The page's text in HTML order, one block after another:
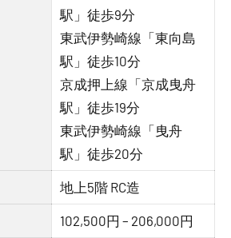
駅」徒歩9分
東武伊勢崎線「東向島
駅」徒歩10分
京成押上線「京成曳舟
駅」徒歩19分
東武伊勢崎線「曳舟
駅」徒歩20分
地上5階 RC造
102,500円 – 206,000円